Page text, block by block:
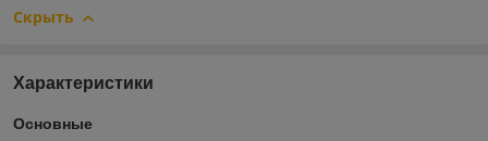
Скрыть
Характеристики
Основные